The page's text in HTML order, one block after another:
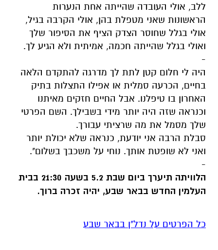
ללב, אולי העובדה שהייתה אחת הנערות
הראשונות שאני מטפלת בהן, אולי הקרבה בגיל,
אולי בגלל שחוסר הצדק הציף את הסיפור שלך
ואולי בגלל שהייתה חכמה, אמיתית ולא הגיע לך.
-
היה לי חלום קטן לתת לך מדרגה להתקדם הלאה
בחיים, הכרעה סמלית או אפילו התצלות בתיק
האחרון בו טיפלנו. אבל החיים חזקים מאיתנו
וכנראה שזה היה יותר מידי בשבילך. השם הפרטי
שלך מסמל את מה שרציתי עבורך.
סבלת הרבה אני יודעת, כנראה שלא יכולת יותר
ואני לא שופטת אותך. נוחי על משכבך בשלום".
-
הלוויתה תיערך ביום שבת 5.2 בשעה 21:30 בבית
העלמין החדש בבאר שבע, יהיה זכרה ברוך.
כל הפרטים על נדל"ן בבאר שבע